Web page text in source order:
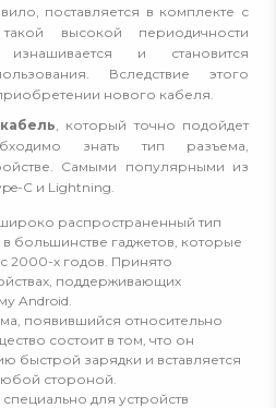
поставляется в комплекте с
высокой периодичности
и становится
Вследствие этого
нового кабеля.
, который точно подойдет
знать тип разъема,
Самыми популярными из
C и Lightning.
распространенный тип
в большинстве гаджетов, которые
2000-х годов. Принято
поддерживающих
Android.
появившийся относительно
состоит в том, что он
быстрой зарядки и вставляется
стороной.
для устройств